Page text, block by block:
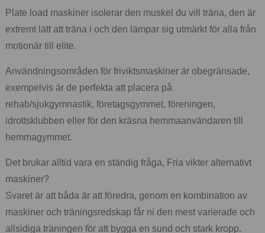
Plate load maskiner isolerar den muskel du vill träna, den är
extremt lätt att träna i och den lämpar sig utmärkt för alla från
motionär till elite.
Användningsområden för friviktsmaskiner är obegränsade,
exempelvis är de perfekta att placera på
rehab/sjukgymnastik, företagsgymmet, föreningen,
idrottsklubben eller för den kräsna hemmaanvändaren till
hemmagymmet.
Det brukar alltid vara en ständig fråga, Fria vikter alternativt
maskiner?
Svaret är att båda är att föredra, genom en kombination av
maskiner och träningsredskap får ni den mest varierade och
allsidiga träningen för att bygga en sund och stark kropp.